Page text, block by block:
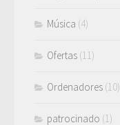
Música (4)
Ofertas (11)
Ordenadores (10)
patrocinado (1)